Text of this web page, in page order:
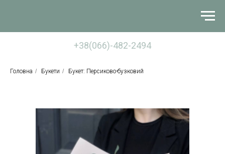
+38(066)-482-2494
Головна / Букети / Букет: Персиково-бузковий